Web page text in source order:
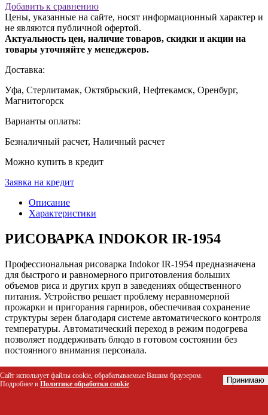
Добавить к сравнению
Цены, указанные на сайте, носят информационный характер и
не являются публичной офертой.
Актуальность цен, наличие товаров, скидки и акции на
товары уточняйте у менеджеров.
Доставка:
Уфа, Стерлитамак, Октябрьский, Нефтекамск, Оренбург,
Магнитогорск
Варианты оплаты:
Безналичный расчет, Наличный расчет
Можно купить в кредит
Заявка на кредит
Описание
Характеристики
РИСОВАРКА INDOKOR IR-1954
Профессиональная рисоварка Indokor IR-1954 предназначена
для быстрого и равномерного приготовления больших
объемов риса и других круп в заведениях общественного
питания. Устройство решает проблему неравномерной
прожарки и пригорания гарниров, обеспечивая сохранение
структуры зерен благодаря системе автоматического контроля
температуры. Автоматический переход в режим подогрева
позволяет поддерживать блюдо в готовом состоянии без
постоянного внимания персонала.
Кому подойдет этот товар
Сайт использует файлы cookie, обрабатываемые Вашим браузером.
Подробнее в Политике обработки cookie. Принимаю